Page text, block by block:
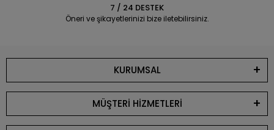
7 / 24 DESTEK
Öneri ve şikayetlerinizi bize iletebilirsiniz.
KURUMSAL
MÜŞTERİ HİZMETLERİ